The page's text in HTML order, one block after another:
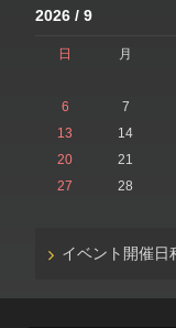
2026 / 9
日 月
6
7
13
14
20
21
27
28
イベント開催日